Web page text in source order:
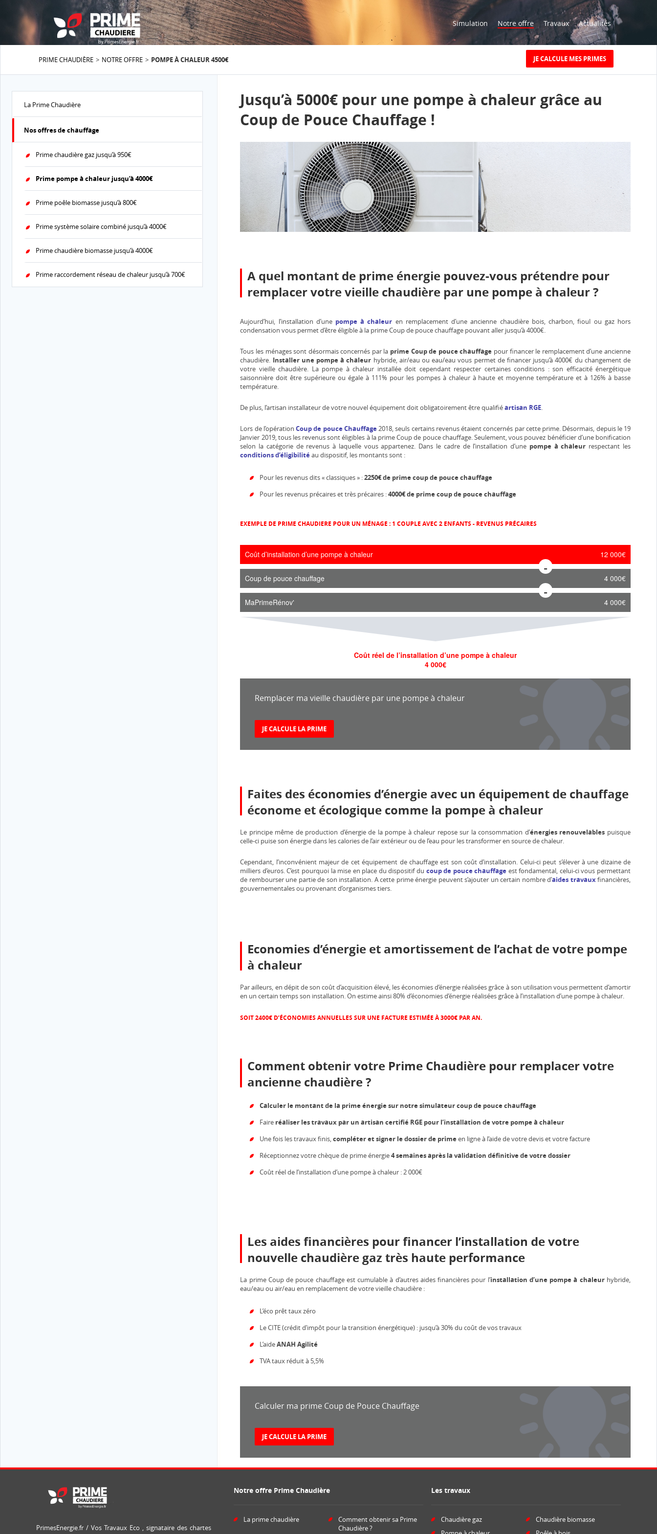
Simulation Notre offre Travaux Actualités
JUSQU’À 5000€ DE PRIME ÉNERGIE CHAUFFAGE
POUR LE REMPLACEMENT DE VOTRE VIEILLE
CHAUDIÈRE !
Calculez le montant de votre prime chaudière
PRIME CHAUDIÈRE NOTRE OFFRE POMPE À CHALEUR 4500€ JE CALCULE MES PRIMES
La Prime Chaudière
Nos offres de chauffage
Prime chaudière gaz jusqu’à 950€
Prime pompe à chaleur jusqu’à 4000€
Prime poêle biomasse jusqu’à 800€
Prime système solaire combiné jusqu’à 4000€
Prime chaudière biomasse jusqu’à 4000€
Prime raccordement réseau de chaleur jusqu’à 700€
Jusqu’à 5000€ pour une pompe à chaleur grâce au
Coup de Pouce Chauffage !
A quel montant de prime énergie pouvez-vous prétendre pour
remplacer votre vieille chaudière par une pompe à chaleur ?
Aujourd’hui, l’installation d’une pompe à chaleur en remplacement d’une ancienne chaudière bois, charbon, fioul ou gaz hors
condensation vous permet d’être éligible à la prime Coup de pouce chauffage pouvant aller jusqu’à 4000€.
Tous les ménages sont désormais concernés par la prime Coup de pouce chauffage pour financer le remplacement d’une ancienne
chaudière. Installer une pompe à chaleur hybride, air/eau ou eau/eau vous permet de financer jusqu’à 4000€ du changement de
votre vieille chaudière. La pompe à chaleur installée doit cependant respecter certaines conditions : son efficacité énergétique
saisonnière doit être supérieure ou égale à 111% pour les pompes à chaleur à haute et moyenne température et à 126% à basse
température.
De plus, l’artisan installateur de votre nouvel équipement doit obligatoirement être qualifiéartisan RGE.
Lors de l’opérationCoup de pouce Chauffage 2018, seuls certains revenus étaient concernés par cette prime. Désormais, depuis le 19
Janvier 2019, tous les revenus sont éligibles à la prime Coup de pouce chauffage. Seulement, vous pouvez bénéficier d’une bonification
selon la catégorie de revenus à laquelle vous appartenez. Dans le cadre de l’installation d’une pompe à chaleur respectant les
conditions d’éligibilité au dispositif, les montants sont :
Pour les revenus dits « classiques » :2250€ de prime coup de pouce chauffage
Pour les revenus précaires et très précaires :4000€ de prime coup de pouce chauffage
EXEMPLE DE PRIME CHAUDIERE POUR UN MÉNAGE : 1 COUPLE AVEC 2 ENFANTS - REVENUS PRÉCAIRES
Coût d’installation d’une pompe à chaleur 12 000€
Coup de pouce chauffage 4 000€
MaPrimeRénov' 4 000€
Coût réel de l’installation d’une pompe à chaleur
4 000€
Remplacer ma vieille chaudière par une pompe à chaleur
JE CALCULE LA PRIME
Faites des économies d’énergie avec un équipement de chauffage
économe et écologique comme la pompe à chaleur
Le principe même de production d’énergie de la pompe à chaleur repose sur la consommation d’énergies renouvelables puisque
celle-ci puise son énergie dans les calories de l’air extérieur ou de l’eau pour les transformer en source de chaleur.
Cependant, l’inconvénient majeur de cet équipement de chauffage est son coût d’installation. Celui-ci peut s’élever à une dizaine de
milliers d’euros. C’est pourquoi la mise en place du dispositif du coup de pouce chauffage est fondamental, celui-ci vous permettant
de rembourser une partie de son installation. A cette prime énergie peuvent s’ajouter un certain nombre d’aides travauxfinancières,
gouvernementales ou provenant d’organismes tiers.
Economies d’énergie et amortissement de l’achat de votre pompe
à chaleur
Par ailleurs, en dépit de son coût d’acquisition élevé, les économies d’énergie réalisées grâce à son utilisation vous permettent d’amortir
en un certain temps son installation. On estime ainsi 80% d’économies d’énergie réalisées grâce à l’installation d’une pompe à chaleur.
SOIT 2400€ D’ÉCONOMIES ANNUELLES SUR UNE FACTURE ESTIMÉE À 3000€ PAR AN.
Comment obtenir votre Prime Chaudière pour remplacer votre
ancienne chaudière ?
Calculer le montant de la prime énergie sur notresimulateurcoup de pouce chauffage
Faire réaliser les travaux par un artisan certifié RGE pour l’installation de votre pompe à chaleur
Une fois les travaux finis,compléter et signer le dossier de prime en ligne à l’aide de votre devis et votre facture
Réceptionnez votre chèque de prime énergie4 semaines après la validation définitive de votre dossier
Coût réel de l’installation d’une pompe à chaleur : 2 000€
Les aides financières pour financer l’installation de votre
nouvelle chaudière gaz très haute performance
La prime Coup de pouce chauffage est cumulable à d’autres aides financières pour l’installation d’une pompe à chaleurhybride,
eau/eau ou air/eau en remplacement de votre vieille chaudière :
L’éco prêt taux zéro
Le CITE (crédit d’impôt pour la transition énergétique) : jusqu’à 30% du coût de vos travaux
L’aideANAH Agilité
TVA taux réduit à 5,5%
Calculer ma prime Coup de Pouce Chauffage
JE CALCULE LA PRIME
PrimesEnergie.fr / Vos Travaux Eco , signataire des chartes
Notre offre Prime Chaudière
La prime chaudière
Comment obtenir sa Prime
Chaudière ?
Les travaux
Chaudière gaz
Chaudière biomasse